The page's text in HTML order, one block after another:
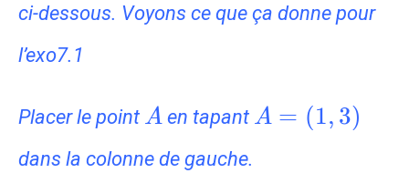
ci-dessous. Voyons ce que ça donne pour
l’exo7.1
Placer le point A
A en tapant A=
A = (1, 3)
dans la colonne de gauche.